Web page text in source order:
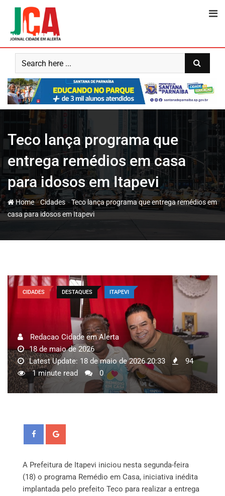
content
Teco lança programa que
entrega remédios em casa
para idosos em Itapevi
Home-Cidades-Teco lança programa que entrega remédios em
casa para idosos em Itapevi
CIDADES DESTAQUES ITAPEVI
Redacao Cidade em Alerta
18 de maio de 2026
Latest Update: 18 de maio de 2026 20:33
94
1 minute read
0
A Prefeitura de Itapevi iniciou nesta segunda-feira
(18) o programa Remédio em Casa, iniciativa inédita
implantada pelo prefeito Teco para realizar a entrega